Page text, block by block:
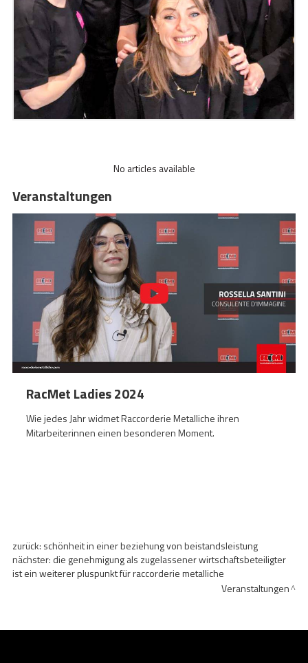
No articles available
Veranstaltungen
RacMet Ladies 2024
Wie jedes Jahr widmet Raccorderie Metalliche ihren
Mitarbeiterinnen einen besonderen Moment.
zurück: schönheit in einer beziehung von beistandsleistung
nächster: die genehmigung als zugelassener wirtschaftsbeteiligter
ist ein weiterer pluspunkt für raccorderie metalliche
Veranstaltungen